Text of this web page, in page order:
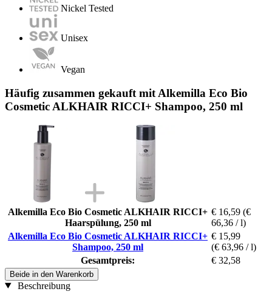
Nickel Tested
Unisex
Vegan
Häufig zusammen gekauft mit Alkemilla Eco Bio
Cosmetic ALKHAIR RICCI+ Shampoo, 250 ml
Alkemilla Eco Bio Cosmetic ALKHAIR RICCI+
Haarspülung, 250 ml
€ 16,59 (€
66,36 / l)
Alkemilla Eco Bio Cosmetic ALKHAIR RICCI+
Shampoo, 250 ml
€ 15,99
(€ 63,96 / l)
Gesamtpreis:
€ 32,58
Beide in den Warenkorb
Beschreibung